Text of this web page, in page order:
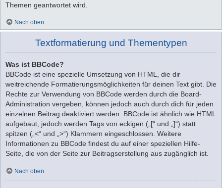
Themen geantwortet wird.
Nach oben
Textformatierung und Thementypen
Was ist BBCode?
BBCode ist eine spezielle Umsetzung von HTML, die dir
weitreichende Formatierungsmöglichkeiten für deinen Text gibt. Die
Rechte zur Verwendung von BBCode werden durch die Board-
Administration vergeben, können jedoch auch durch dich für jeden
einzelnen Beitrag deaktiviert werden. BBCode ist ähnlich wie HTML
aufgebaut, jedoch werden Tags von eckigen („[“ und „]“) statt
spitzen („<“ und „>“) Klammern eingeschlossen. Weitere
Informationen zu BBCode findest du auf einer speziellen Hilfe-
Seite, die von der Seite zur Beitragserstellung aus zugänglich ist.
Nach oben